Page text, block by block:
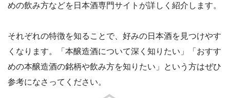
めの飲み方などを日本酒専門サイトが詳しく紹介します。
それぞれの特徴を知ることで、好みの日本酒を見つけやす
くなります。「本醸造酒について深く知りたい」「おすす
めの本醸造酒の銘柄や飲み方を知りたい」という方はぜひ
参考になさってください。